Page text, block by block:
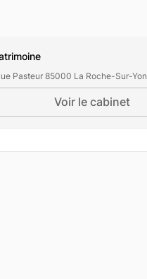
Pasteur 85000 La Roche-Sur-Yon
Voir le cabinet